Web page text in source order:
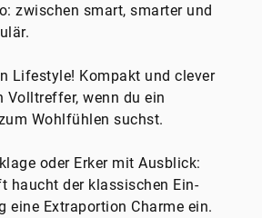
zwischen smart, smarter und
Lifestyle! Kompakt und clever
Volltreffer, wenn du ein
Wohlfühlen suchst.
oder Erker mit Ausblick:
haucht der klassischen Ein-
eine Extraportion Charme ein.